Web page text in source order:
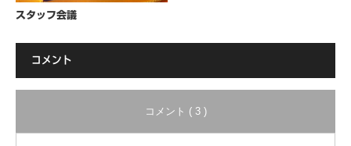
スタッフ会議
コメント
コメント ( 3 )